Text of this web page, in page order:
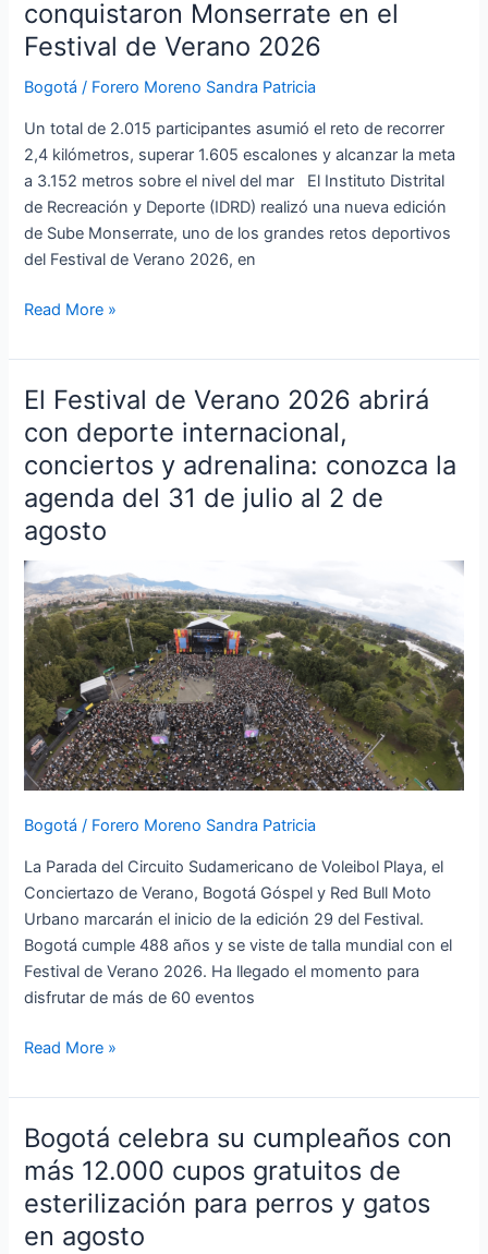
conquistaron Monserrate en el
Festival de Verano 2026
Bogotá / Forero Moreno Sandra Patricia
Un total de 2.015 participantes asumió el reto de recorrer
2,4 kilómetros, superar 1.605 escalones y alcanzar la meta
a 3.152 metros sobre el nivel del mar El Instituto Distrital
de Recreación y Deporte (IDRD) realizó una nueva edición
de Sube Monserrate, uno de los grandes retos deportivos
del Festival de Verano 2026, en
2.000
personas
conquistaron
en
el
Festival
de
Verano
2026
Read More »
El Festival de Verano 2026 abrirá
con deporte internacional,
conciertos y adrenalina: conozca la
agenda del 31 de julio al 2 de
agosto
Bogotá / Forero Moreno Sandra Patricia
La Parada del Circuito Sudamericano de Voleibol Playa, el
Conciertazo de Verano, Bogotá Góspel y Red Bull Moto
Urbano marcarán el inicio de la edición 29 del Festival.
Bogotá cumple 488 años y se viste de talla mundial con el
Festival de Verano 2026. Ha llegado el momento para
disfrutar de más de 60 eventos
El
de
Verano
2026
abrirá
deporte
internacional,
conciertos
y
adrenalina:
conozca
la
agenda
del
31
julio
al
2
de
agosto
Read More »
Bogotá celebra su cumpleaños con
más 12.000 cupos gratuitos de
esterilización para perros y gatos
en agosto
Bogotá
celebra
su
cumpleaños
con